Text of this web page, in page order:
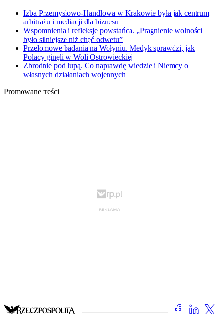
Izba Przemysłowo-Handlowa w Krakowie była jak centrum
arbitrażu i mediacji dla biznesu
Wspomnienia i refleksje powstańca. „Pragnienie wolności
było silniejsze niż chęć odwetu”
Przełomowe badania na Wołyniu. Medyk sprawdzi, jak
Polacy ginęli w Woli Ostrowieckiej
Zbrodnie pod lupą. Co naprawdę wiedzieli Niemcy o
własnych działaniach wojennych
Promowane treści